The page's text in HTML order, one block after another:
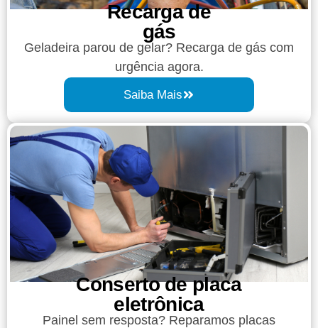
Recarga de
gás
Geladeira parou de gelar? Recarga de gás com
urgência agora.
Saiba Mais
Conserto de placa
eletrônica
Painel sem resposta? Reparamos placas